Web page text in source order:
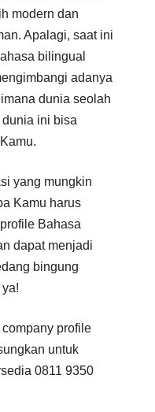
modern dan
Apalagi, saat ini
bilingual
adanya
dunia seolah
ini bisa
yang mungkin
Kamu harus
Bahasa
dapat menjadi
bingung
profile
untuk
0811 9350